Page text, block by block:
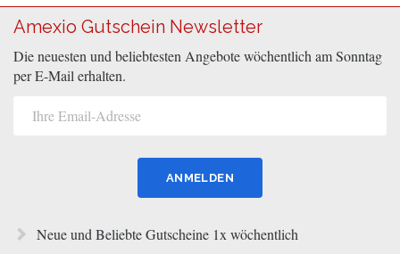
Amexio Gutschein Newsletter
Die neuesten und beliebtesten Angebote wöchentlich am Sonntag
per E-Mail erhalten.
Neue und Beliebte Gutscheine 1x wöchentlich